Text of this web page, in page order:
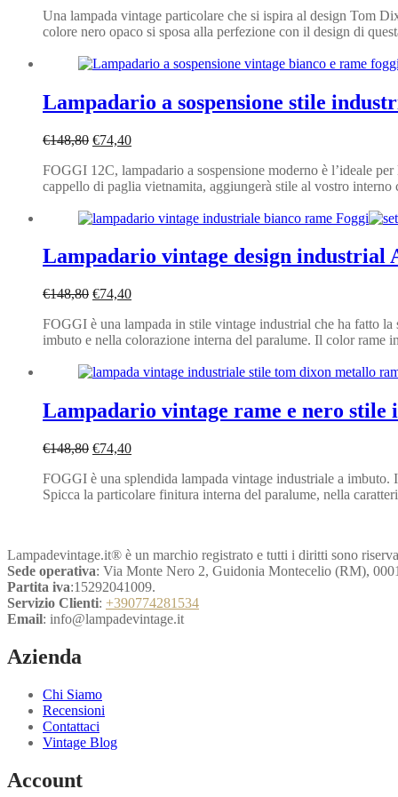
originale
era:
attuale
è:
Una lampada vintage particolare che si ispira al design Tom
colore nero opaco si sposa alla perfezione con il design di
Lampadario a sospensione stile
€148,80 Il
originale
era:
€74,40Il
attuale
è:
FOGGI 12C, lampadario a sospensione moderno è l’ideale
cappello di paglia vietnamita, aggiungerà stile al vostro
Lampadario vintage design industrial
€148,80 Il
originale
era:
€74,40Il
attuale
è:
FOGGI è una lampada in stile vintage industrial che ha fatto
imbuto e nella colorazione interna del paralume. Il color
Lampadario vintage rame e nero stile
€148,80 Il
originale
era:
€74,40Il
attuale
è:
FOGGI è una splendida lampada vintage industriale a
Spicca la particolare finitura interna del paralume, nella
Lampadevintage.it® è un marchio registrato e tutti i diritti sono
Sede operativa: Via Monte Nero 2, Guidonia Montecelio (RM),
Partita iva:15292041009.
Servizio Clienti: +390774281534
Email: info@lampadevintage.it
Azienda
Chi Siamo
Recensioni
Contattaci
Vintage Blog
Account